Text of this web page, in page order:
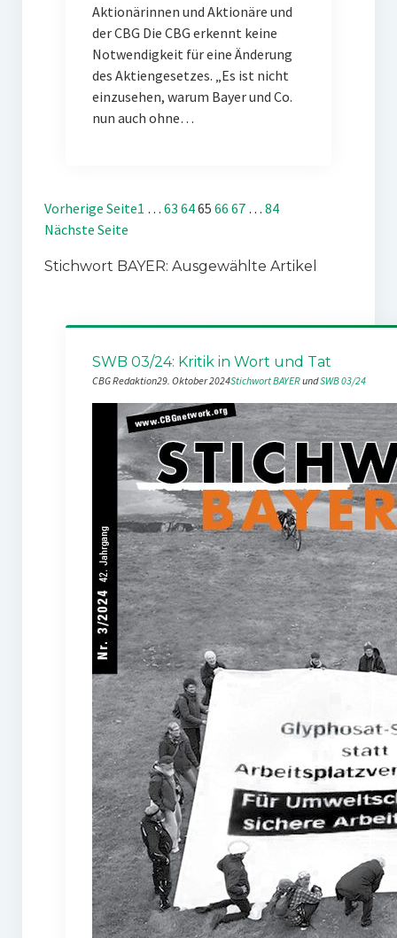
Aktionärinnen und Aktionäre und
der CBG Die CBG erkennt keine
Notwendigkeit für eine Änderung
des Aktiengesetzes. „Es ist nicht
einzusehen, warum Bayer und Co.
nun auch ohne…
Vorherige Seite1 … 63 6465 66 67 … 84
Nächste Seite
Stichwort BAYER: Ausgewählte Artikel
SWB 03/24: Kritik in Wort und Tat
CBG Redaktion29. Oktober 2024Stichwort BAYER und SWB 03/24